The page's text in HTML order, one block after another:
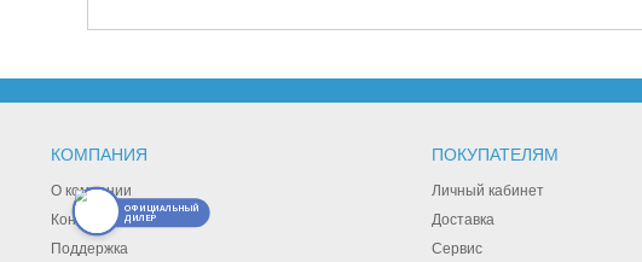
КОМПАНИЯ
О компании
Контакты
Поддержка
ПОКУПАТЕЛЯМ
Личный кабинет
Доставка
Сервис
ОФИЦИАЛЬНЫЙ
ДИЛЕР